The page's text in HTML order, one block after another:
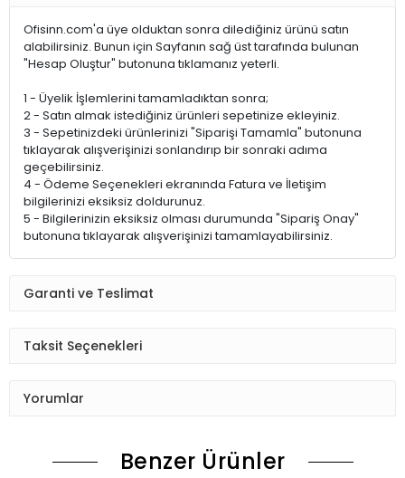
Ofisinn.com'a üye olduktan sonra dilediğiniz ürünü satın
alabilirsiniz. Bunun için Sayfanın sağ üst tarafında bulunan
"Hesap Oluştur" butonuna tıklamanız yeterli.
1 - Üyelik İşlemlerini tamamladıktan sonra;
2 - Satın almak istediğiniz ürünleri sepetinize ekleyiniz.
3 - Sepetinizdeki ürünlerinizi "Siparişi Tamamla" butonuna
tıklayarak alışverişinizi sonlandırıp bir sonraki adıma
geçebilirsiniz.
4 - Ödeme Seçenekleri ekranında Fatura ve İletişim
bilgilerinizi eksiksiz doldurunuz.
5 - Bilgilerinizin eksiksiz olması durumunda "Sipariş Onay"
butonuna tıklayarak alışverişinizi tamamlayabilirsiniz.
Garanti ve Teslimat
Taksit Seçenekleri
Yorumlar
Benzer Ürünler